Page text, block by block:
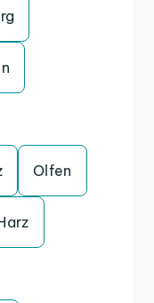
Olfen